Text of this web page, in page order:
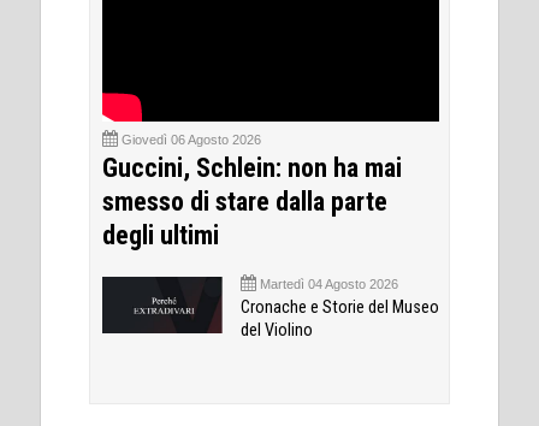
Giovedì 06 Agosto 2026
Guccini, Schlein: non ha mai
smesso di stare dalla parte
degli ultimi
Martedì 04 Agosto 2026
Cronache e Storie del Museo
del Violino